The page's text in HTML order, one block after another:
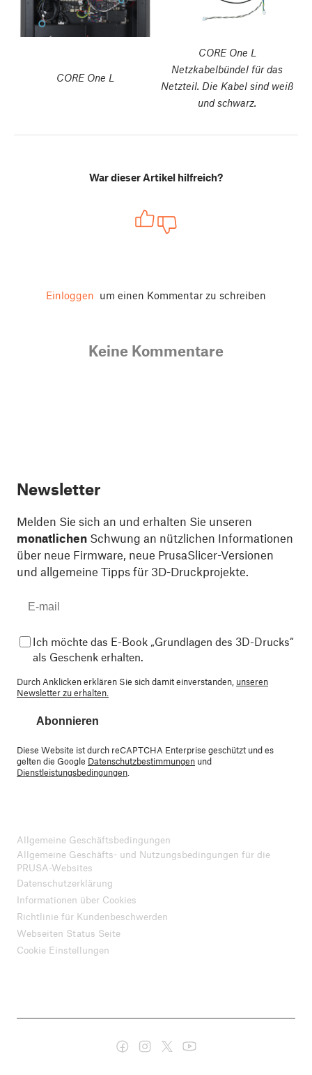
CORE One L
CORE One L
Netzkabelbündel für das
Netzteil. Die Kabel sind weiß
und schwarz.
War dieser Artikel hilfreich?
Einloggen um einen Kommentar zu schreiben
Keine Kommentare
Newsletter
Melden Sie sich an und erhalten Sie unseren
monatlichen Schwung an nützlichen Informationen
über neue Firmware, neue PrusaSlicer-Versionen
und allgemeine Tipps für 3D-Druckprojekte.
Ich möchte das E-Book „Grundlagen des 3D-Drucks“
als Geschenk erhalten.
Durch Anklicken erklären Sie sich damit einverstanden, unseren
Newsletter zu erhalten.
Abonnieren
Diese Website ist durch reCAPTCHA Enterprise geschützt und es
gelten die Google Datenschutzbestimmungen und
Dienstleistungsbedingungen
Allgemeine Geschäftsbedingungen
Allgemeine Geschäfts- und Nutzungsbedingungen für die
PRUSA-Websites
Datenschutzerklärung
Informationen über Cookies
Richtlinie für Kundenbeschwerden
Webseiten Status Seite
Cookie Einstellungen